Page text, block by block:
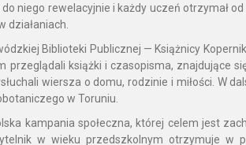
niego rewelacyjnie i każdy uczeń otrzymał
działaniach.
Biblioteki Publicznej — Książnicy
książki i czasopisma, znajdujące
wiersza o domu, rodzinie i miłości. W
w Toruniu.
kampania społeczna, której celem jest
w wieku przedszkolnym otrzymuje w